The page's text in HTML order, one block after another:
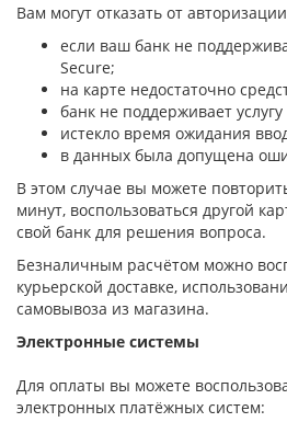
Вам могут отказать от
если ваш банк не
Secure;
на карте недостаточно
банк не поддерживает
истекло время ожидания
в данных была допущена
В этом случае вы можете
минут, воспользоваться другой
свой банк для решения вопроса.
Безналичным расчётом можно
курьерской доставке,
самовывоза из магазина.
Электронные системы
Для оплаты вы можете
электронных платёжных систем: